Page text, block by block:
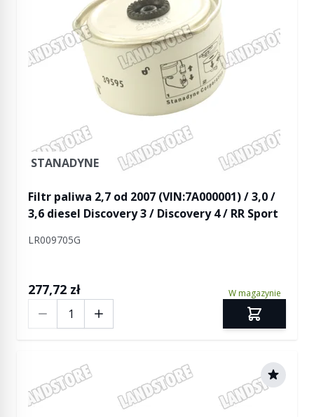
STANADYNE
Filtr paliwa 2,7 od 2007 (VIN:7A000001) / 3,0 /
3,6 diesel Discovery 3 / Discovery 4 / RR Sport
LR009705G
277,72 zł W magazynie